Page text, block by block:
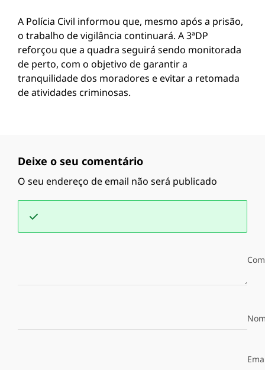
A Polícia Civil informou que, mesmo após a prisão,
o trabalho de vigilância continuará. A 3ªDP
reforçou que a quadra seguirá sendo monitorada
de perto, com o objetivo de garantir a
tranquilidade dos moradores e evitar a retomada
de atividades criminosas.
Deixe o seu comentário
O seu endereço de email não será publicado